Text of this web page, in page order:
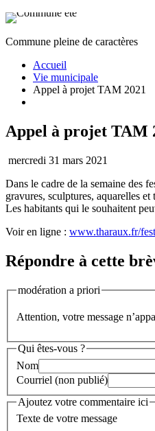
Commune pleine de caractères
Accueil
Vie municipale
Appel à projet TAM 2021
Appel à projet TAM
mercredi 31 mars 2021
Dans le cadre de la semaine des
gravures, sculptures, aquarelles
Les habitants qui le souhaitent
Voir en ligne : www.tharaux.fr/
Répondre à cette
modération a priori
Attention, votre message
Qui êtes-vous ?
Nom
Courriel (non publié)
Ajoutez votre commentaire ici
Texte de votre message